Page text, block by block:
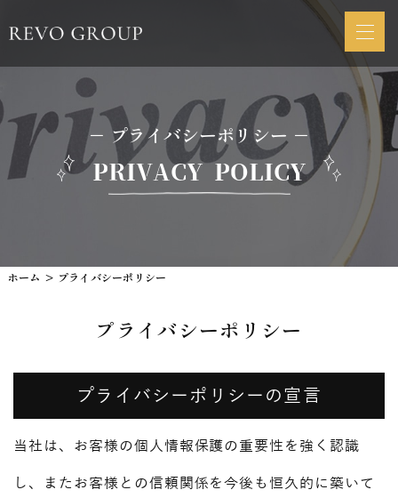
－ プライバシーポリシー －
PRIVACY POLICY
ホーム プライバシーポリシー
プライバシーポリシー
プライバシーポリシーの宣言
当社は、お客様の個人情報保護の重要性を強く認識
し、またお客様との信頼関係を今後も恒久的に築いて